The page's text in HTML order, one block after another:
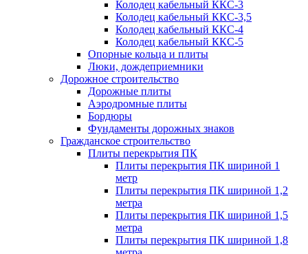
Колодец кабельный ККС-3
Колодец кабельный ККС-3,5
Колодец кабельный ККС-4
Колодец кабельный ККС-5
Опорные кольца и плиты
Люки, дождеприемники
Дорожное строительство
Дорожные плиты
Аэродромные плиты
Бордюры
Фундаменты дорожных знаков
Гражданское строительство
Плиты перекрытия ПК
Плиты перекрытия ПК шириной 1
метр
Плиты перекрытия ПК шириной 1,2
метра
Плиты перекрытия ПК шириной 1,5
метра
Плиты перекрытия ПК шириной 1,8